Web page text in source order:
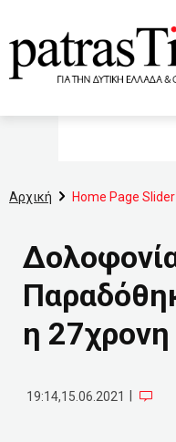
Αρχική Home Page Slider
η 27χρονη
19:14,15.06.2021